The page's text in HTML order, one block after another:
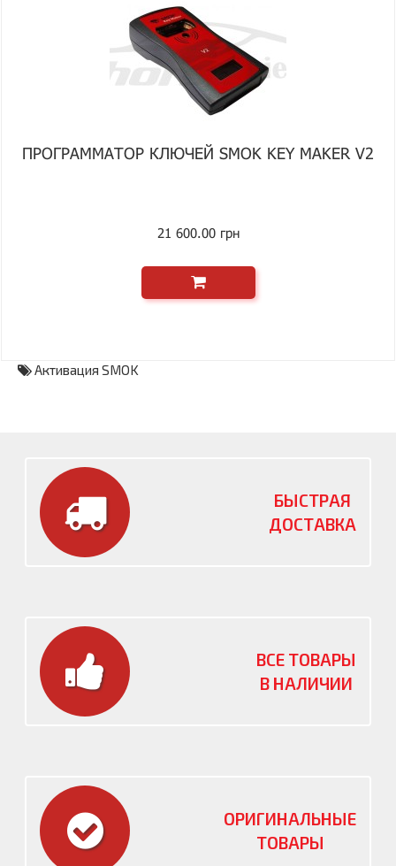
ПРОГРАММАТОР КЛЮЧЕЙ SMOK KEY MAKER V2
21 600.00 грн
Активация SMOK
БЫСТРАЯ
ДОСТАВКА
ВСЕ ТОВАРЫ
В НАЛИЧИИ
ОРИГИНАЛЬНЫЕ
ТОВАРЫ